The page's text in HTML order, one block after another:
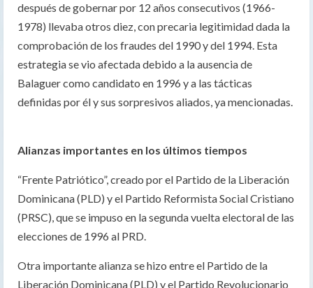
después de gobernar por 12 años consecutivos (1966-
1978) llevaba otros diez, con precaria legitimidad dada la
comprobación de los fraudes del 1990 y del 1994. Esta
estrategia se vio afectada debido a la ausencia de
Balaguer como candidato en 1996 y a las tácticas
definidas por él y sus sorpresivos aliados, ya mencionadas.
Alianzas importantes en los últimos tiempos
“Frente Patriótico”, creado por el Partido de la Liberación
Dominicana (PLD) y el Partido Reformista Social Cristiano
(PRSC), que se impuso en la segunda vuelta electoral de las
elecciones de 1996 al PRD.
Otra importante alianza se hizo entre el Partido de la
Liberación Dominicana (PLD) y el Partido Revolucionario